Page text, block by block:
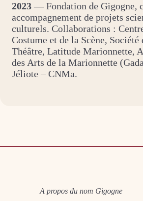
2023— Fondation de Gigogne,
accompagnement de projets
culturels. Collaborations :
Costume et de la Scène, Société
Théâtre, Latitude Marionnette,
des Arts de la Marionnette
Jéliote – CNMa.
A propos du nom Gigogne